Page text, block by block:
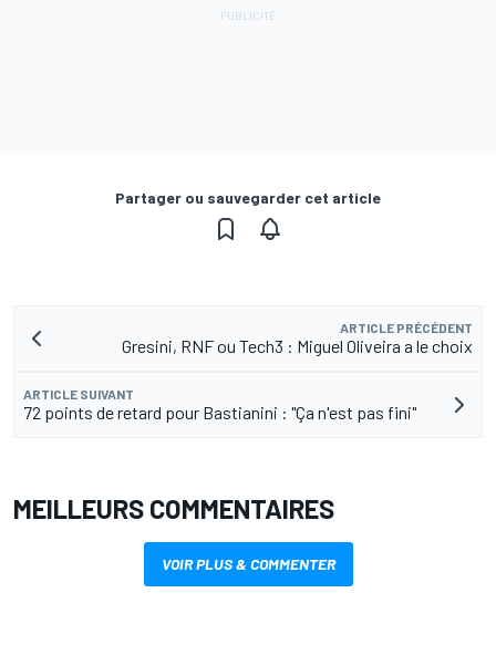
Partager ou sauvegarder cet article
ARTICLE PRÉCÉDENT
Gresini, RNF ou Tech3 : Miguel Oliveira a le choix
ARTICLE SUIVANT
72 points de retard pour Bastianini : "Ça n'est pas fini"
MEILLEURS COMMENTAIRES
VOIR PLUS & COMMENTER